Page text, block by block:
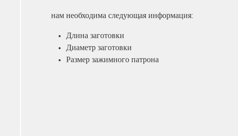
нам необходима следующая информация:
Длина заготовки
Диаметр заготовки
Размер зажимного патрона